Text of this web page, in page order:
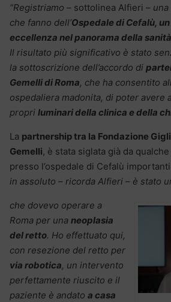
“Registriamo – sottolinea Alfieri –
che fanno dell’Ospedale di Cefalù,
eccellenza nel panorama della
Il risultato più significativo è stato
la sottoscrizione dell’accordo di
Gemelli di Roma, che ha consentito
ospedaliera madonita, di poter avere
propri luminari della clinica e della
La partnership tra la Fondazione
Gemelli, è stata siglata già da
presso l’ospedale di Cefalù
in assoluto – ricorda Alfieri – è stato
che dovevo operare a
Roma per una neoplasia
del retto. Ho effettuato qui,
con resezione del retto per
via robotica, un intervento
perfettamente riuscito e il
paziente è andato a casa